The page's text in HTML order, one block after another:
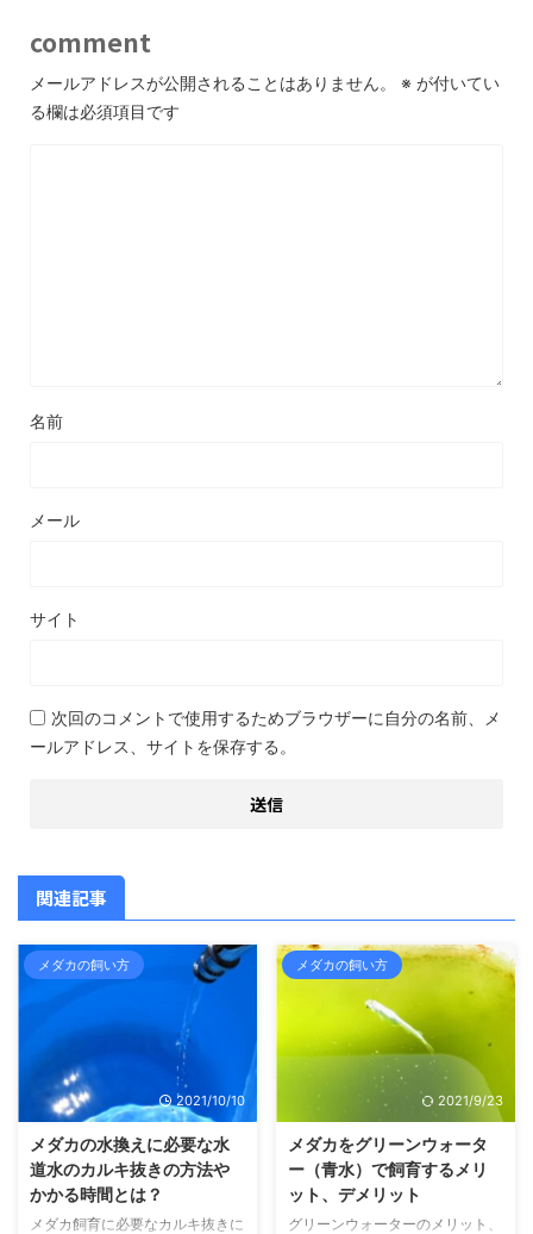
comment
メールアドレスが公開されることはありません。 ※ が付いてい
る欄は必須項目です
名前
メール
サイト
次回のコメントで使用するためブラウザーに自分の名前、メ
ールアドレス、サイトを保存する。
関連記事
メダカの飼い方
2021/10/10
メダカの水換えに必要な水
道水のカルキ抜きの方法や
かかる時間とは？
メダカ飼育に必要なカルキ抜きに
メダカの飼い方
2021/9/23
メダカをグリーンウォータ
ー（青水）で飼育するメリ
ット、デメリット
グリーンウォーターのメリット、